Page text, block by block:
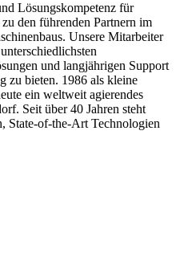
Lösungskompetenz für
den führenden Partnern im
Unsere Mitarbeiter
und langjährigen Support
zu bieten. 1986 als kleine
ein weltweit agierendes
Seit über 40 Jahren steht
State-of-the-Art Technologien